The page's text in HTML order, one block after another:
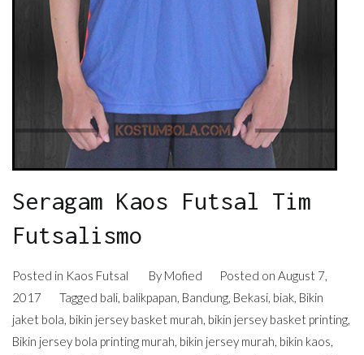
Seragam Kaos Futsal Tim
Futsalismo
Posted in Kaos Futsal By Mofied Posted onAugust 7,
2017
Tagged bali, balikpapan, Bandung, Bekasi, biak, Bikin
jaket bola, bikin jersey basket murah, bikin jersey basket printing,
Bikin jersey bola printing murah, bikin jersey murah, bikin kaos,